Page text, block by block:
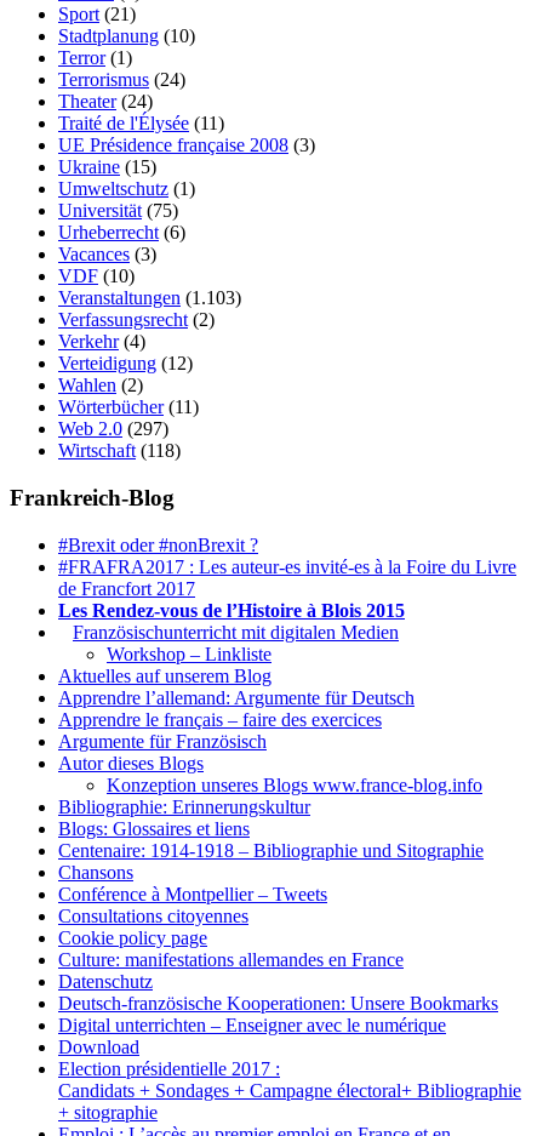
Sport (21)
Stadtplanung (10)
Terror(1)
Terrorismus (24)
Theater(24)
Traité de l'Élysée (11)
UE Présidence française 2008 (3)
Ukraine (15)
Umweltschutz (1)
Universität (75)
Urheberrecht (6)
Vacances (3)
VDF (10)
Veranstaltungen (1.103)
Verfassungsrecht (2)
Verkehr(4)
Verteidigung (12)
Wahlen (2)
Wörterbücher(11)
Web 2.0 (297)
Wirtschaft (118)
Frankreich-Blog
#Brexit oder #nonBrexit ?
#FRAFRA2017 : Les auteur-es invité-es à la Foire du Livre
de Francfort 2017
Les Rendez-vous de l’Histoire à Blois 2015
Französischunterricht mit digitalen Medien
Workshop – Linkliste
Aktuelles auf unserem Blog
Apprendre l’allemand: Argumente für Deutsch
Apprendre le français – faire des exercices
Argumente für Französisch
Autor dieses Blogs
Konzeption unseres Blogs www.france-blog.info
Bibliographie: Erinnerungskultur
Blogs: Glossaires et liens
Centenaire: 1914-1918 – Bibliographie und Sitographie
Chansons
Conférence à Montpellier – Tweets
Consultations citoyennes
Cookie policy page
Culture: manifestations allemandes en France
Datenschutz
Deutsch-französische Kooperationen: Unsere Bookmarks
Digital unterrichten – Enseigner avec le numérique
Download
Election présidentielle 2017 :
Candidats + Sondages + Campagne électoral+ Bibliographie
+ sitographie